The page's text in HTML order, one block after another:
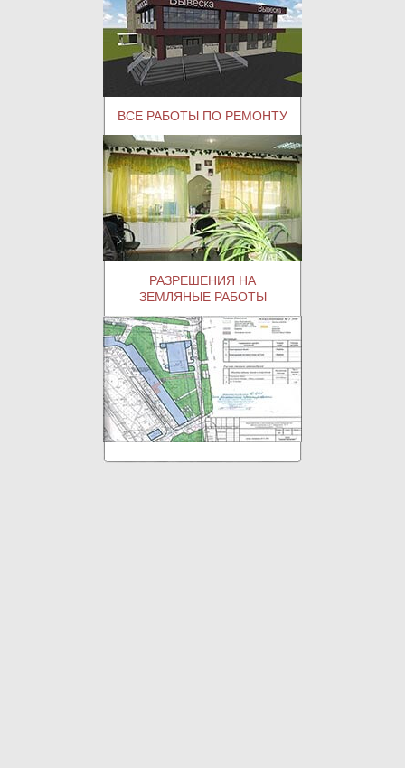
ВСЕ РАБОТЫ ПО РЕМОНТУ
РАЗРЕШЕНИЯ НА
ЗЕМЛЯНЫЕ РАБОТЫ